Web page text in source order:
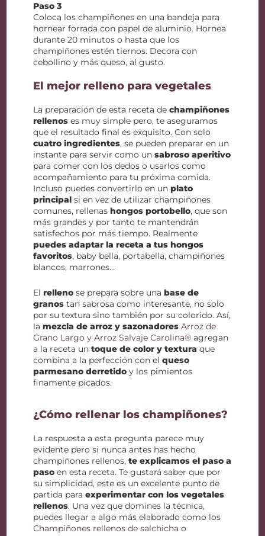
Paso 3
Coloca los champiñones en una bandeja para
hornear forrada con papel de aluminio. Hornea
durante 20 minutos o hasta que los
champiñones estén tiernos. Decora con
cebollino y más queso, al gusto.
El mejor relleno para vegetales
La preparación de esta receta dechampiñones
rellenos es muy simple pero, te aseguramos
que el resultado final es exquisito. Con solo
cuatro ingredientes, se pueden preparar en un
instante para servir como unsabroso aperitivo
para comer con los dedos o usarlos como
acompañamiento para tu próxima comida.
Incluso puedes convertirlo en unplato
principal si en vez de utilizar champiñones
comunes, rellenashongos portobello, que son
más grandes y por tanto te mantendrán
satisfechos por más tiempo. Realmente
puedes adaptar la receta a tus hongos
favoritos, baby bella, portabella, champiñones
blancos, marrones…
Elrelleno se prepara sobre unabase de
granos tan sabrosa como interesante, no solo
por su textura sino también por su colorido. Así,
lamezcla de arroz y sazonadores Arroz de
Grano Largo y Arroz Salvaje Carolina® agregan
a la receta untoque de color y textura que
combina a la perfección con elqueso
parmesano derretido y los pimientos
finamente picados.
¿Cómo rellenar los champiñones?
La respuesta a esta pregunta parece muy
evidente pero si nunca antes has hecho
champiñones rellenos,te explicamos el paso a
paso en esta receta. Te gustará saber que por
su simplicidad, este es un excelente punto de
partida paraexperimentar con los vegetales
rellenos. Una vez que domines la técnica,
puedes llegar a algo más elaborado como los
Champiñones rellenos de salchicha o